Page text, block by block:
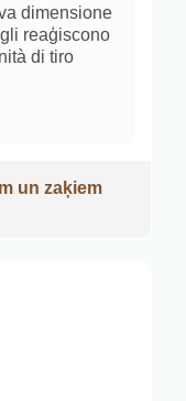
dimensione
reaģiscono
di tiro
un zaķiem